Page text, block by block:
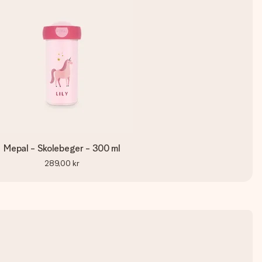
Mepal - Skolebeger - 300 ml
289,00 kr